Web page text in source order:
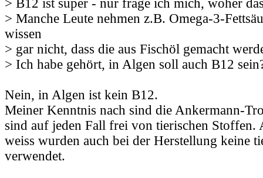
> B12 ist super - nur frage ich mich, woher
> Manche Leute nehmen z.B. Omega-3-
wissen
> gar nicht, dass die aus Fischöl gemacht
> Ich habe gehört, in Algen soll auch B12
Nein, in Algen ist kein B12.
Meiner Kenntnis nach sind die Ankermann-
sind auf jeden Fall frei von tierischen Stoffen.
weiss wurden auch bei der Herstellung keine
verwendet.